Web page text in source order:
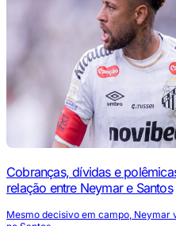
Cobranças, dívidas e
relação entre Neymar e Santos
Mesmo decisivo em campo,